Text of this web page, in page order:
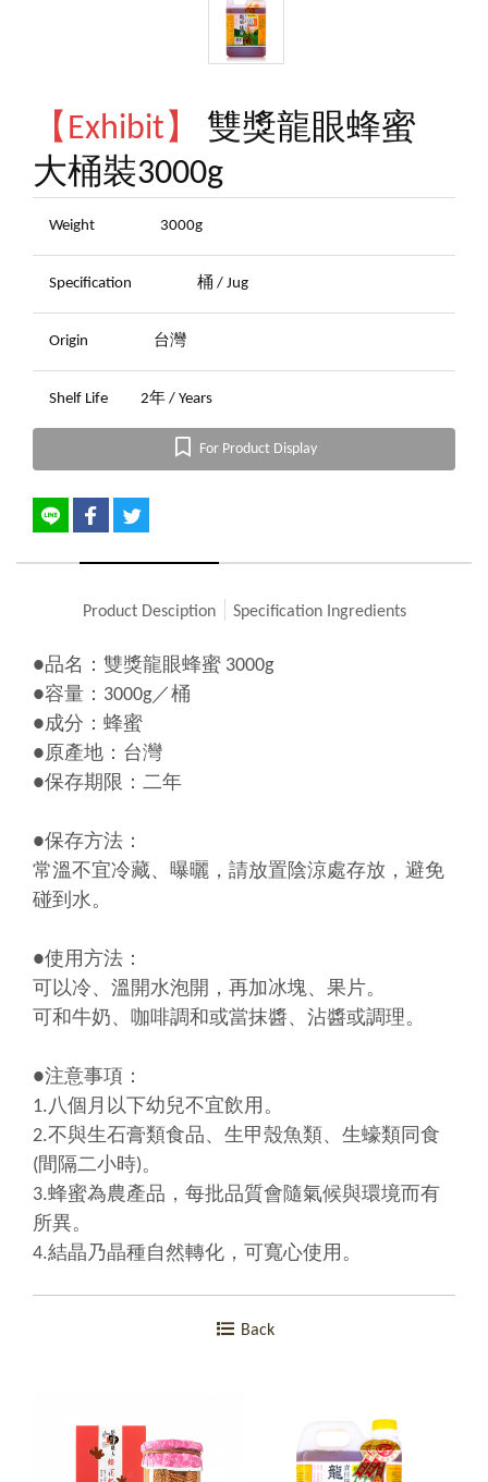
【Exhibit】
雙獎龍眼蜂蜜
大桶裝3000g
Weight 3000g
Specification 桶 / Jug
Origin 台灣
Shelf Life 2年 / Years
For Product Display
Product Desciption Specification Ingredients
●品名：雙獎龍眼蜂蜜 3000g
●容量：3000g／桶
●成分：蜂蜜
●原產地：台灣
●保存期限：二年
●保存方法：
常溫不宜冷藏、曝曬，請放置陰涼處存放，避免
碰到水。
●使用方法：
可以冷、溫開水泡開，再加冰塊、果片。
可和牛奶、咖啡調和或當抹醬、沾醬或調理。
●注意事項：
1.八個月以下幼兒不宜飲用。
2.不與生石膏類食品、生甲殼魚類、生蠔類同食
(間隔二小時)。
3.蜂蜜為農產品，每批品質會隨氣候與環境而有
所異。
4.結晶乃晶種自然轉化，可寬心使用。
Back